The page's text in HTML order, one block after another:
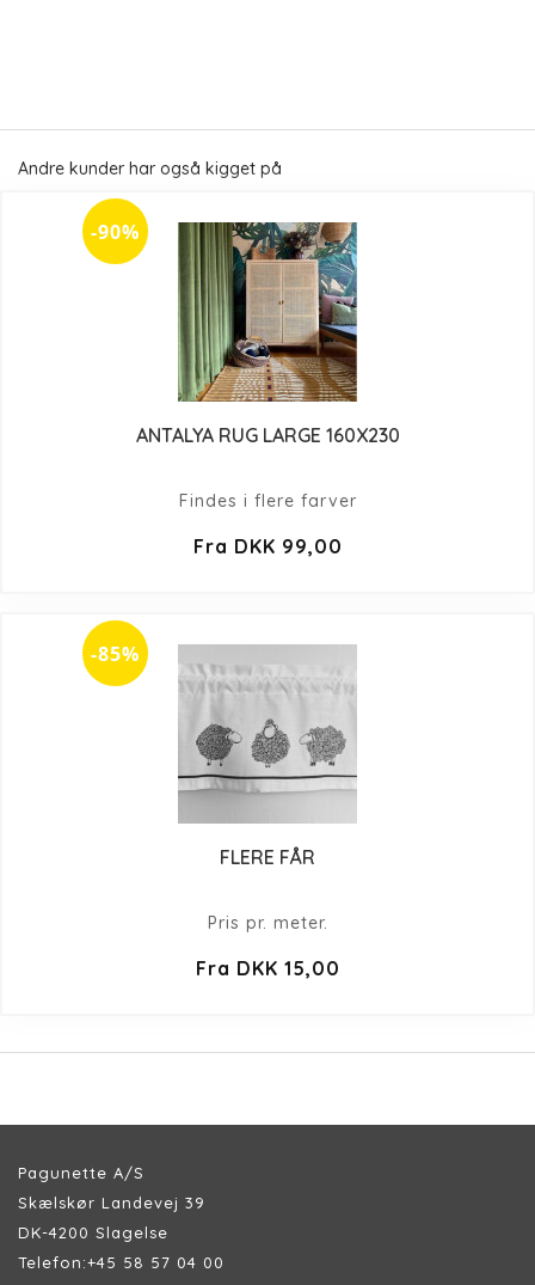
Andre kunder har også kigget på
-90%
ANTALYA RUG LARGE 160X230
Findes i flere farver
Fra DKK 99,00
-85%
FLERE FÅR
Pris pr. meter.
Fra DKK 15,00
Pagunette A/S
Skælskør Landevej 39
DK-4200 Slagelse
Telefon:+45 58 57 04 00